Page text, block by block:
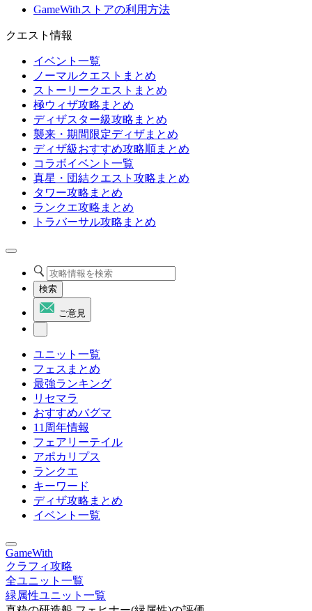
GameWithストアの利用方法
クエスト情報
イベント一覧
ノーマルクエストまとめ
ストーリークエストまとめ
極ウィザ攻略まとめ
ディザスター級攻略まとめ
襲来・期間限定ディザまとめ
ディザ級おすすめ攻略順まとめ
コラボイベント一覧
真星・団結クエスト攻略まとめ
タワー攻略まとめ
ランクエ攻略まとめ
トラバーサル攻略まとめ
検索
ご意見
ユニット一覧
フェスまとめ
最強ランキング
リセマラ
おすすめバグマ
11周年情報
フェアリーテイル
アポカリプス
ランクエ
キーワード
ディザ攻略まとめ
イベント一覧
GameWith
クラフィ攻略
全ユニット一覧
緑属性ユニット一覧